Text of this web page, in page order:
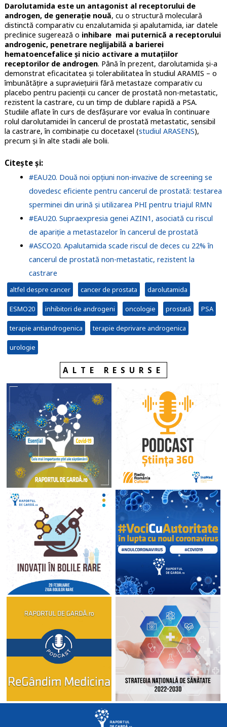
Darolutamida este un antagonist al receptorului de
androgen, de generație nouă, cu o structură moleculară
distinctă comparativ cu enzalutamida și apalutamida, iar datele
preclinice sugerează o inhibare mai puternică a receptorului
androgenic, penetrare neglijabilă a barierei
hematoencefalice și nicio activare a mutațiilor
receptorilor de androgen. Până în prezent, darolutamida și-a
demonstrat eficacitatea și tolerabilitatea în studiul ARAMIS – o
îmbunătățire a supraviețuirii fără metastaze comparativ cu
placebo pentru pacienții cu cancer de prostată non-metastatic,
rezistent la castrare, cu un timp de dublare rapidă a PSA.
Studiile aflate în curs de desfășurare vor evalua în continuare
rolul darolutamidei în cancerul de prostată metastatic, sensibil
la castrare, în combinație cu docetaxel (studiul ARASENS),
precum și în alte stadii ale bolii.
Citește și:
#EAU20. Două noi opțiuni non-invazive de screening se
dovedesc eficiente pentru cancerul de prostată: testarea
sperminei din urină și utilizarea PHI pentru triajul RMN
#EAU20. Supraexpresia genei AZIN1, asociată cu riscul
de apariție a metastazelor în cancerul de prostată
#ASCO20. Apalutamida scade riscul de deces cu 22% în
cancerul de prostată non-metastatic, rezistent la
castrare
altfel despre cancer cancer de prostata darolutamida
ESMO20 inhibitori de androgeni oncologie prostată PSA
terapie antiandrogenica terapie deprivare androgenica
urologie
ALTE RESURSE